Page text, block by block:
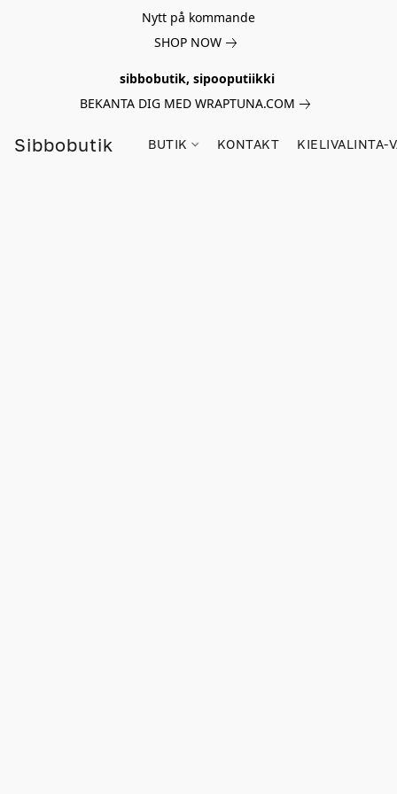
Nytt på kommande
SHOP NOW
sibbobutik, sipooputiikki
BEKANTA DIG MED WRAPTUNA.COM
Sibbobutik BUTIK KONTAKT KIELIVALINTA-